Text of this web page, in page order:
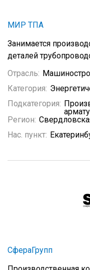
МИР ТПА
Занимается
деталей
Отрасль:
Категория:
Подкатегория:
Регион:
Нас. пункт:
СфераГрупп